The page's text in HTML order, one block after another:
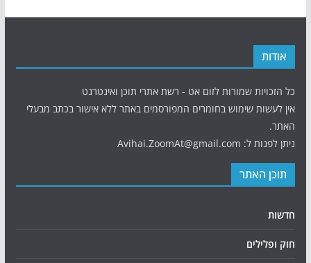
אודות
כל הזכויות שמורות לזום אט - רשת אתרי תוכן ואינטרנט
אין לעשות שימוש בחומרים המפורסמים באתר ללא אישור בכתב מבעלי
האתר.
ניתן לפנות ל: Avihai.ZoomAt@gmail.com
תוכן האתר
חדשות
חוק ופלילים